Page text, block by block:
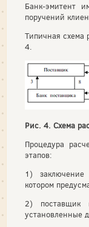
Банк-эмитент
поручений
Типичная схема
4.
Рис. 4. Схема
Процедура
этапов:
1) заключение
котором
2) поставщик
установленные